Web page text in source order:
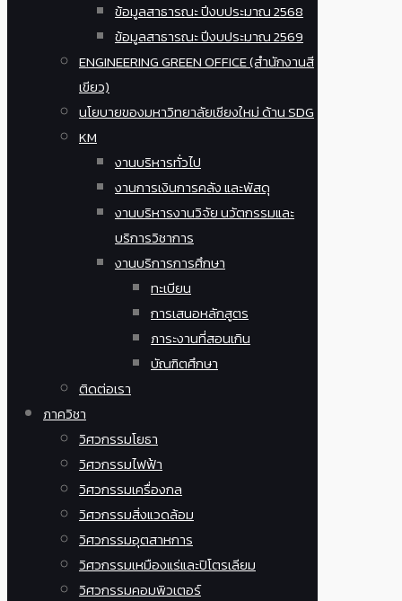
ข้อมูลสาธารณะ ปีงบประมาณ 2568
ข้อมูลสาธารณะ ปีงบประมาณ 2569
ENGINEERING GREEN OFFICE (สำนักงานสี
เขียว)
นโยบายของมหาวิทยาลัยเชียงใหม่ ด้าน SDG
KM
งานบริหารทั่วไป
งานการเงินการคลัง และพัสดุ
งานบริหารงานวิจัย นวัตกรรมและ
บริการวิชาการ
งานบริการการศึกษา
ทะเบียน
การเสนอหลักสูตร
ภาระงานที่สอนเกิน
บัณฑิตศึกษา
ติดต่อเรา
ภาควิชา
วิศวกรรมโยธา
วิศวกรรมไฟฟ้า
วิศวกรรมเครื่องกล
วิศวกรรมสิ่งแวดล้อม
วิศวกรรมอุตสาหการ
วิศวกรรมเหมืองแร่และปิโตรเลียม
วิศวกรรมคอมพิวเตอร์